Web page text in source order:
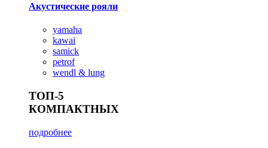
Акустические рояли
yamaha
kawai
samick
petrof
wendl & lung
ТОП-5
КОМПАКТНЫХ
подробнее